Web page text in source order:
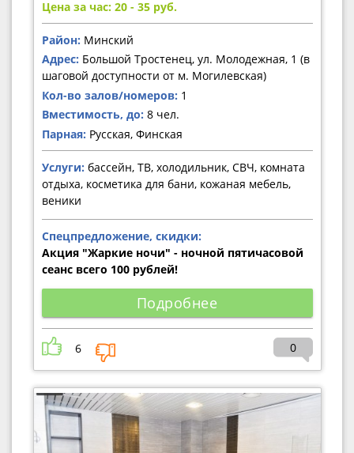
Цена за час: 20 - 35 руб.
Район: Минский
Адрес: Большой Тростенец, ул. Молодежная, 1 (в
шаговой доступности от м. Могилевская)
Кол-во залов/номеров: 1
Вместимость, до: 8 чел.
Парная: Русская, Финская
Услуги: бассейн, ТВ, холодильник, СВЧ, комната
отдыха, косметика для бани, кожаная мебель,
веники
Спецпредложение, скидки:
Акция "Жаркие ночи" - ночной пятичасовой
сеанс всего 100 рублей!
Подробнее
6 0